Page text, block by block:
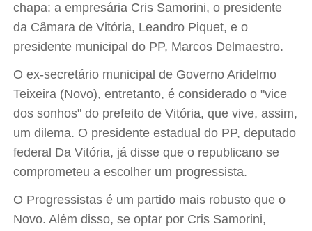
chapa: a empresária Cris Samorini, o presidente
da Câmara de Vitória, Leandro Piquet, e o
presidente municipal do PP, Marcos Delmaestro.
O ex-secretário municipal de Governo Aridelmo
Teixeira (Novo), entretanto, é considerado o "vice
dos sonhos" do prefeito de Vitória, que vive, assim,
um dilema. O presidente estadual do PP, deputado
federal Da Vitória, já disse que o republicano se
comprometeu a escolher um progressista.
O Progressistas é um partido mais robusto que o
Novo. Além disso, se optar por Cris Samorini,